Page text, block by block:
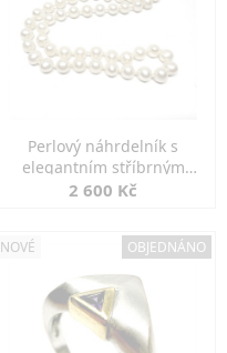
Perlový náhrdelník s
elegantním stříbrným
zapínáním
2 600 Kč
NOVÉ OBJEDNÁNO